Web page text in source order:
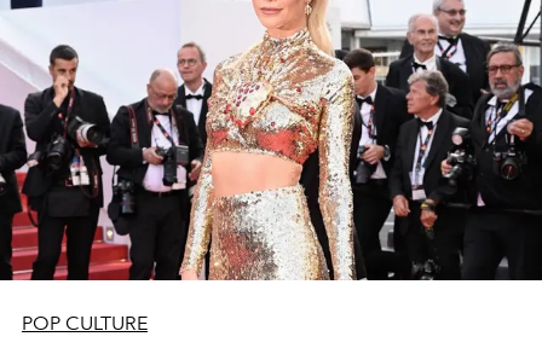
POP CULTURE